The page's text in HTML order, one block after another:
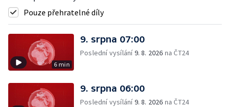
Pouze přehratelné díly
6 min
9. srpna 07:00
Poslední vysílání9. 8. 2026 na ČT24
9. srpna 06:00
Poslední vysílání9. 8. 2026 na ČT24